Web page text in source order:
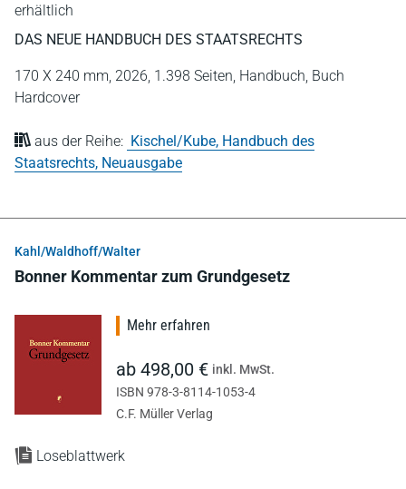
erhältlich
DAS NEUE HANDBUCH DES STAATSRECHTS
170 X 240 mm, 2026, 1.398 Seiten, Handbuch, Buch
Hardcover
aus der Reihe: Kischel/Kube, Handbuch des
Staatsrechts, Neuausgabe
Kahl/Waldhoff/Walter
Bonner Kommentar zum Grundgesetz
Loseblattwerk
Mehr erfahren
ab 498,00 € inkl. MwSt.
ISBN 978-3-8114-1053-4
C.F. Müller Verlag